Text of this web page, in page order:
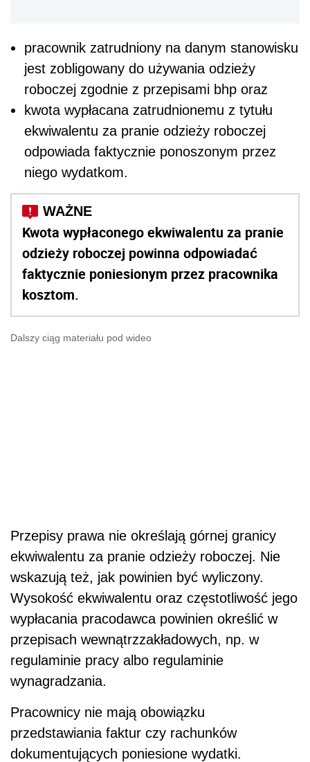
pracownik zatrudniony na danym stanowisku
jest zobligowany do używania odzieży
roboczej zgodnie z przepisami bhp oraz
kwota wypłacana zatrudnionemu z tytułu
ekwiwalentu za pranie odzieży roboczej
odpowiada faktycznie ponoszonym przez
niego wydatkom.
Kwota wypłaconego ekwiwalentu za pranie
odzieży roboczej powinna odpowiadać
faktycznie poniesionym przez pracownika
kosztom.
Dalszy ciąg materiału pod wideo
Przepisy prawa nie określają górnej granicy
ekwiwalentu za pranie odzieży roboczej. Nie
wskazują też, jak powinien być wyliczony.
Wysokość ekwiwalentu oraz częstotliwość jego
wypłacania pracodawca powinien określić w
przepisach wewnątrzzakładowych, np. w
regulaminie pracy albo regulaminie
wynagradzania.
Pracownicy nie mają obowiązku
przedstawiania faktur czy rachunków
dokumentujących poniesione wydatki.